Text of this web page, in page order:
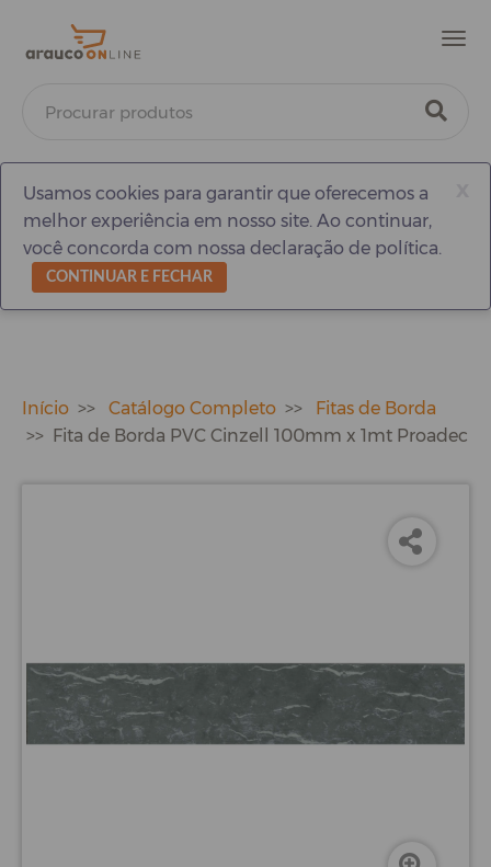
Usamos cookies para garantir que oferecemos a
melhor experiência em nosso site. Ao continuar,
você concorda com nossa declaração de política.
CONTINUAR E FECHAR
Início Catálogo Completo
Fitas de Borda
Fita de Borda PVC Cinzell 100mm x 1mt Proadec